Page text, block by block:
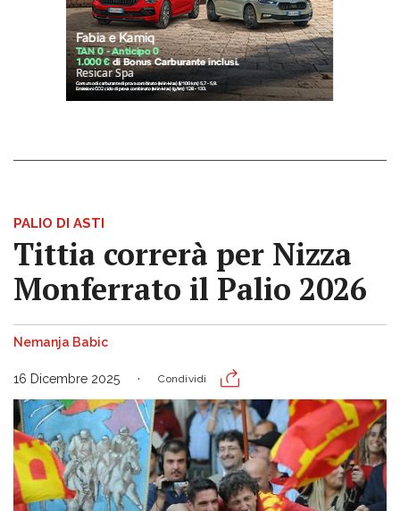
PALIO DI ASTI
Tittia correrà per Nizza
Monferrato il Palio 2026
Nemanja Babic
16 Dicembre 2025 Condividi